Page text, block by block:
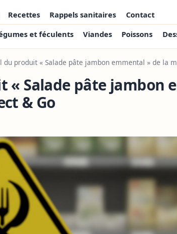
Recettes Rappels sanitaires
Contact
et féculents Viandes Poissons
du produit « Salade pâte jambon emmental » de la
« Salade pâte jambon
& Go